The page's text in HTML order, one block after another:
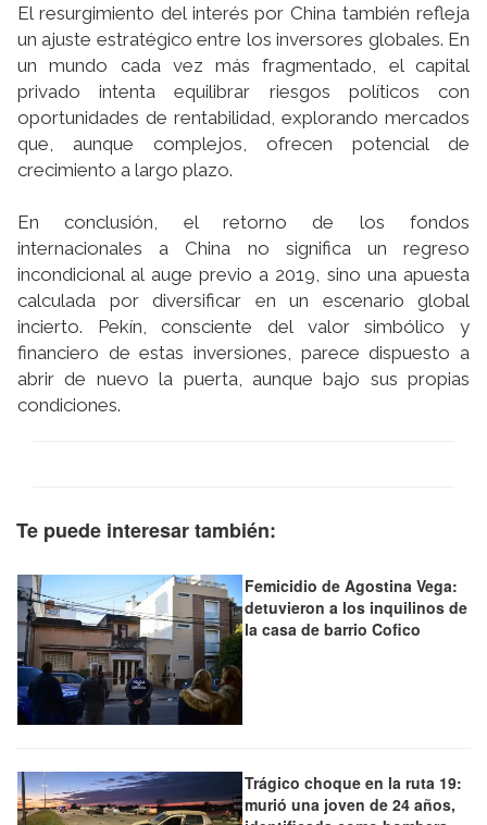
El resurgimiento del interés por China también refleja
un ajuste estratégico entre los inversores globales. En
un mundo cada vez más fragmentado, el capital
privado intenta equilibrar riesgos políticos con
oportunidades de rentabilidad, explorando mercados
que, aunque complejos, ofrecen potencial de
crecimiento a largo plazo.
En conclusión, el retorno de los fondos
internacionales a China no significa un regreso
incondicional al auge previo a 2019, sino una apuesta
calculada por diversificar en un escenario global
incierto. Pekín, consciente del valor simbólico y
financiero de estas inversiones, parece dispuesto a
abrir de nuevo la puerta, aunque bajo sus propias
condiciones.
Te puede interesar también:
Femicidio de Agostina Vega:
detuvieron a los inquilinos de
la casa de barrio Cofico
Trágico choque en la ruta 19:
murió una joven de 24 años,